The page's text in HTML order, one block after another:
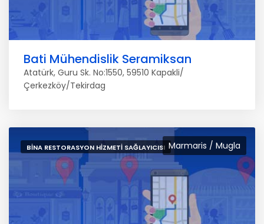
Bati Mühendislik Seramiksan
Atatürk, Guru Sk. No:1550, 59510 Kapakli/
Çerkezköy/Tekirdag
Marmaris / Mugla
BINA RESTORASYON HIZMETI SAĞLAYICISI